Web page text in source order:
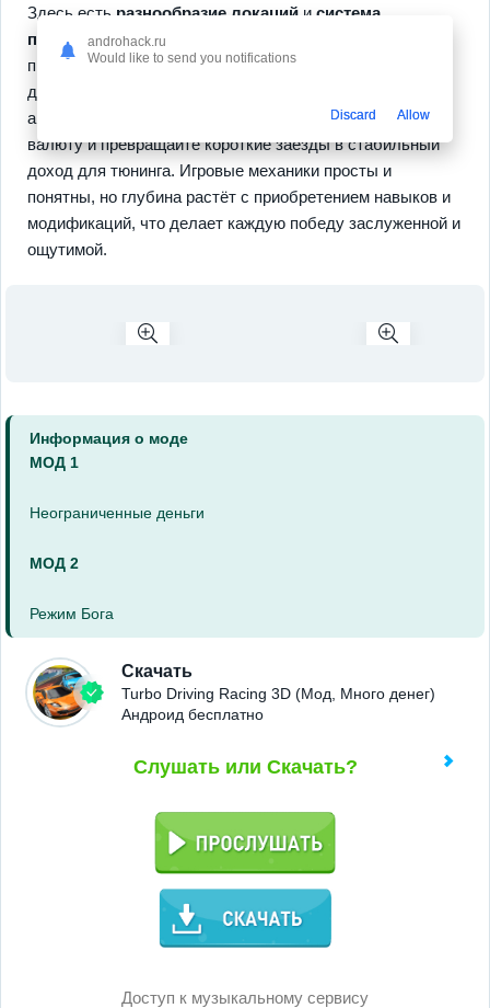
Здесь есть разнообразие локаций и система
прокачки, которая делает каждую сессию заметно
прогрессирующей, а также случайные события на
дороге, добавляющие адреналина. Усовершенствуйте
авто, откройте специальные приёмы, накапливайте
валюту и превращайте короткие заезды в стабильный
доход для тюнинга. Игровые механики просты и
понятны, но глубина растёт с приобретением навыков и
модификаций, что делает каждую победу заслуженной и
ощутимой.
Информация о моде
МОД 1
Неограниченные деньги
МОД 2
Режим Бога
Скачать
Turbo Driving Racing 3D (Мод, Много денег)
Андроид бесплатно
Слушать или Скачать?
Доступ к музыкальному сервису
androhack.ru
Would like to send you notifications
Discard Allow